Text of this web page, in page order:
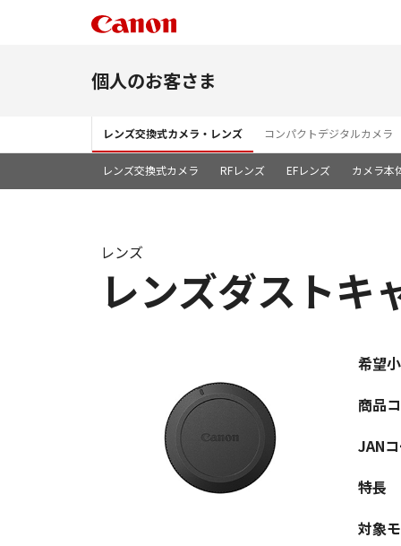
個人のお客さま
レンズ交換式カメラ・レンズ コンパクトデジタルカメラ
レンズ交換式カメラ RFレンズ EFレンズ カメラ本
レンズダストキ
レンズ
希望
商品
JAN
特長
対象